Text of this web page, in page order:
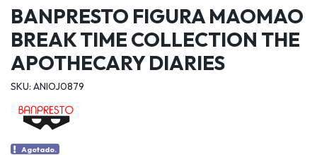
BANPRESTO FIGURA MAOMAO
BREAK TIME COLLECTION THE
APOTHECARY DIARIES
SKU: ANIOJ0879
Agotado.